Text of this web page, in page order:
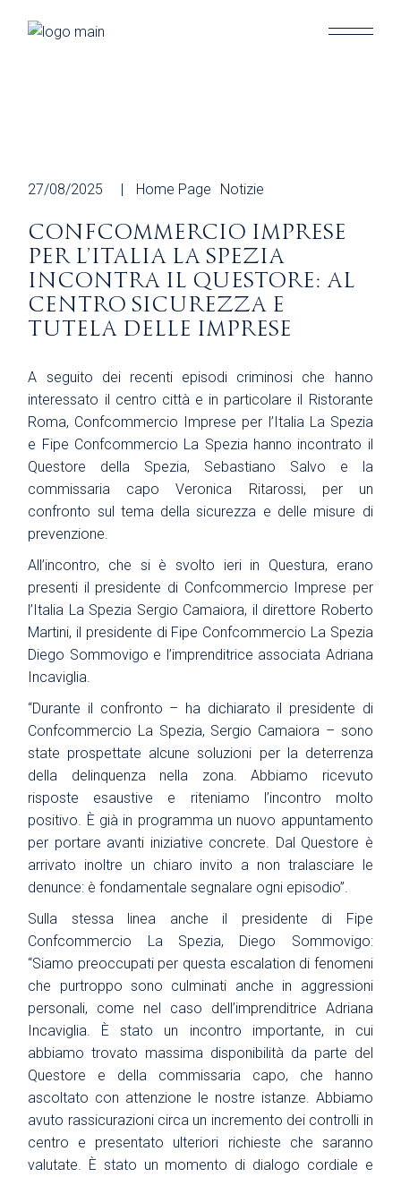
27/08/2025 Home Page Notizie
CONFCOMMERCIO IMPRESE
PER L’ITALIA LA SPEZIA
INCONTRA IL QUESTORE: AL
CENTRO SICUREZZA E
TUTELA DELLE IMPRESE
A seguito dei recenti episodi criminosi che hanno
interessato il centro città e in particolare il Ristorante
Roma, Confcommercio Imprese per l’Italia La Spezia
e Fipe Confcommercio La Spezia hanno incontrato il
Questore della Spezia, Sebastiano Salvo e la
commissaria capo Veronica Ritarossi, per un
confronto sul tema della sicurezza e delle misure di
prevenzione.
All’incontro, che si è svolto ieri in Questura, erano
presenti il presidente di Confcommercio Imprese per
l’Italia La Spezia Sergio Camaiora, il direttore Roberto
Martini, il presidente di Fipe Confcommercio La Spezia
Diego Sommovigo e l’imprenditrice associata Adriana
Incaviglia.
“Durante il confronto – ha dichiarato il presidente di
Confcommercio La Spezia, Sergio Camaiora – sono
state prospettate alcune soluzioni per la deterrenza
della delinquenza nella zona. Abbiamo ricevuto
risposte esaustive e riteniamo l’incontro molto
positivo. È già in programma un nuovo appuntamento
per portare avanti iniziative concrete. Dal Questore è
arrivato inoltre un chiaro invito a non tralasciare le
denunce: è fondamentale segnalare ogni episodio”.
Sulla stessa linea anche il presidente di Fipe
Confcommercio La Spezia, Diego Sommovigo:
“Siamo preoccupati per questa escalation di fenomeni
che purtroppo sono culminati anche in aggressioni
personali, come nel caso dell’imprenditrice Adriana
Incaviglia. È stato un incontro importante, in cui
abbiamo trovato massima disponibilità da parte del
Questore e della commissaria capo, che hanno
ascoltato con attenzione le nostre istanze. Abbiamo
avuto rassicurazioni circa un incremento dei controlli in
centro e presentato ulteriori richieste che saranno
valutate. È stato un momento di dialogo cordiale e